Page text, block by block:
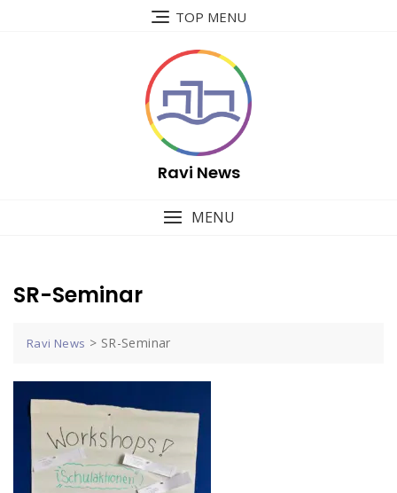
TOP MENU
Ravi News
MENU
SR-Seminar
Ravi News > SR-Seminar